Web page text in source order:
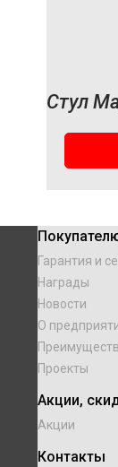
Стул
Гарантия и
Награды
Новости
О
Проекты
Акции,
Акции
Контакты